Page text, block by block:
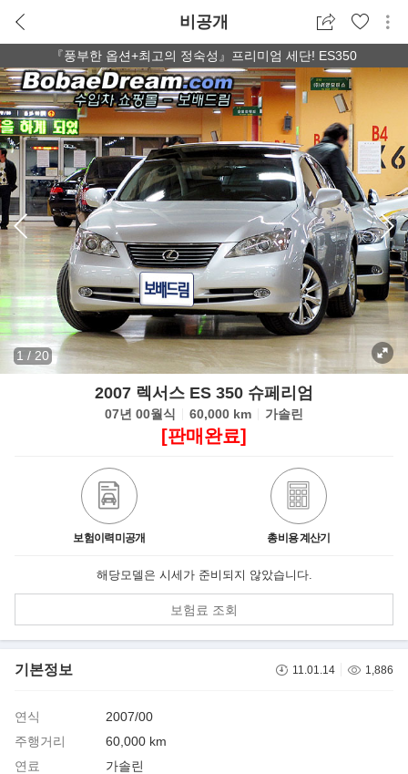
비공개
『풍부한 옵션+최고의 정숙성』프리미엄 세단! ES350
1 / 20
2007 렉서스 ES 350 슈페리엄
07년 00월식 60,000 km 가솔린
[판매완료]
보험이력미공개 총비용 계산기
해당모델은 시세가 준비되지 않았습니다.
보험료 조회
기본정보 11.01.14 1,886
연식
2007/00
주행거리
60,000 km
연료
가솔린